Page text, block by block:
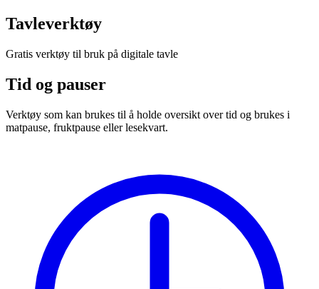
Tavleverktøy
Gratis verktøy til bruk på digitale tavle
Tid og pauser
Verktøy som kan brukes til å holde oversikt over tid og brukes i
matpause, fruktpause eller lesekvart.